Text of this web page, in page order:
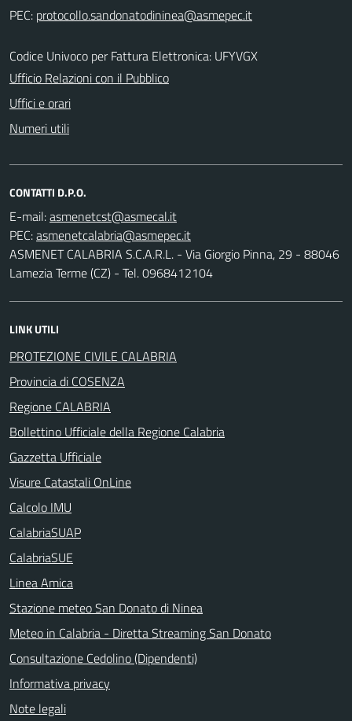
PEC:
Codice Univoco per Fattura Elettronica: UFYVGX
Ufficio Relazioni con il Pubblico
Uffici e orari
Numeri utili
CONTATTI D.P.O.
E-mail:
PEC:
ASMENET CALABRIA S.C.A.R.L. - Via Giorgio Pinna, 29 - 88046
Lamezia Terme (CZ) - Tel. 0968412104
LINK UTILI
PROTEZIONE CIVILE CALABRIA
Provincia di COSENZA
Regione CALABRIA
Bollettino Ufficiale della Regione Calabria
Gazzetta Ufficiale
Visure Catastali OnLine
Calcolo IMU
CalabriaSUAP
CalabriaSUE
Linea Amica
Stazione meteo San Donato di Ninea
Meteo in Calabria - Diretta Streaming San Donato
Consultazione Cedolino (Dipendenti)
Informativa privacy
Note legali